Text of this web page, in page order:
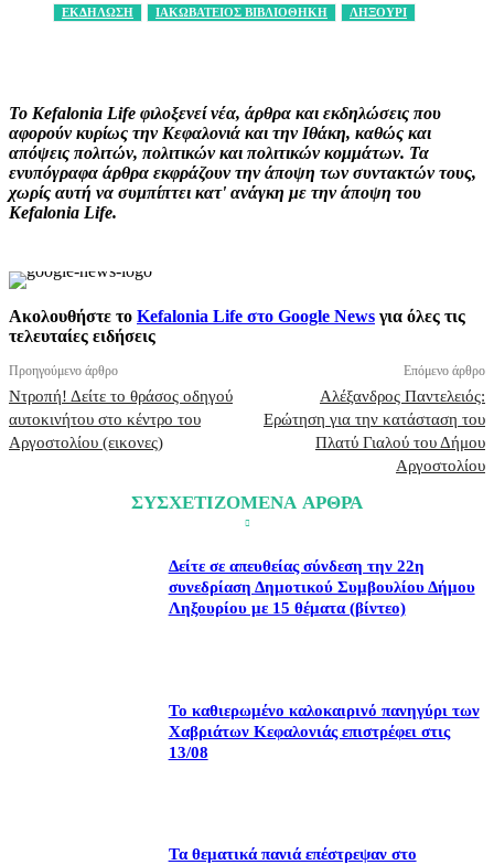
ΕΚΔΗΛΩΣΗ ΙΑΚΩΒΑΤΕΙΟΣ ΒΙΒΛΙΟΘΗΚΗ ΛΗΞΟΥΡΙ
Το Kefalonia Life φιλοξενεί νέα, άρθρα και εκδηλώσεις που
αφορούν κυρίως την Κεφαλονιά και την Ιθάκη, καθώς και
απόψεις πολιτών, πολιτικών και πολιτικών κομμάτων. Τα
ενυπόγραφα άρθρα εκφράζουν την άποψη των συντακτών τους,
χωρίς αυτή να συμπίπτει κατ' ανάγκη με την άποψη του
Kefalonia Life.
Ακολουθήστε το Kefalonia Life στο Google News για όλες τις
τελευταίες ειδήσεις
Προηγούμενο άρθρο
Ντροπή! Δείτε το θράσος οδηγού
αυτοκινήτου στο κέντρο του
Αργοστολίου (εικονες)
Επόμενο άρθρο
Αλέξανδρος Παντελειός:
Ερώτηση για την κατάσταση του
Πλατύ Γιαλού του Δήμου
Αργοστολίου
ΣΥΣΧΕΤΙΖΟΜΕΝΑ ΑΡΘΡΑ
Δείτε σε απευθείας σύνδεση την 22η
συνεδρίαση Δημοτικού Συμβουλίου Δήμου
Ληξουρίου με 15 θέματα (βίντεο)
Το καθιερωμένο καλοκαιρινό πανηγύρι των
Χαβριάτων Κεφαλονιάς επιστρέφει στις
13/08
Τα θεματικά πανιά επέστρεψαν στο